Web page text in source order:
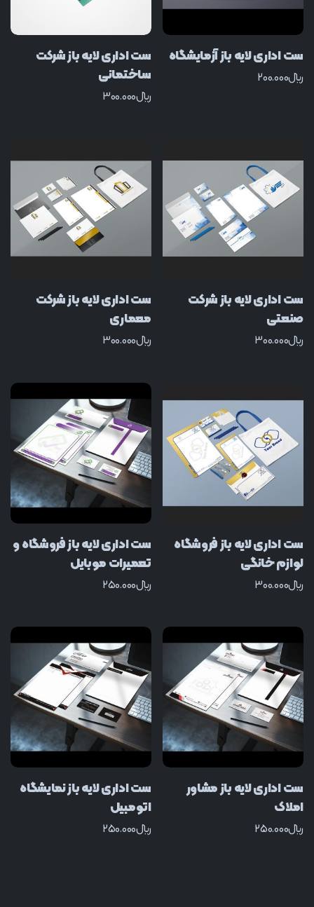
ست اداری لایه باز آزمایشگاه
﷼200.000
ست اداری لایه باز شرکت
ساختمانی
﷼300.000
ست اداری لایه باز شرکت
صنعتی
﷼300.000
ست اداری لایه باز شرکت
معماری
﷼300.000
ست اداری لایه باز فروشگاه
لوازم خانگی
﷼300.000
ست اداری لایه باز فروشگاه و
تعمیرات موبایل
﷼250.000
ست اداری لایه باز مشاور
املاک
﷼250.000
ست اداری لایه باز نمایشگاه
اتومبیل
﷼250.000